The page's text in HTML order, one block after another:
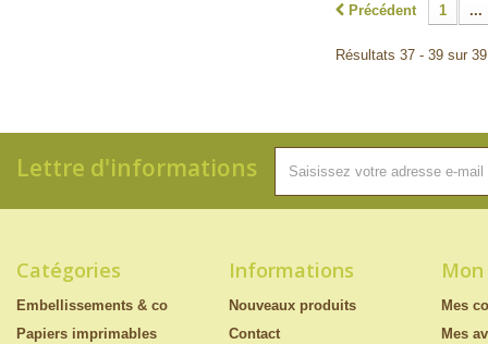
Précédent 1 ...
Résultats 37 - 39 sur
Lettre d'informations
Catégories
Embellissements & co
Papiers imprimables
Informations
Nouveaux produits
Contact
Mes
Mes